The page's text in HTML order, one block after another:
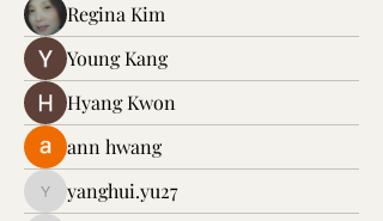
Regina Kim
Young Kang
Hyang Kwon
ann hwang
yanghui.yu27
yanghui.yu27